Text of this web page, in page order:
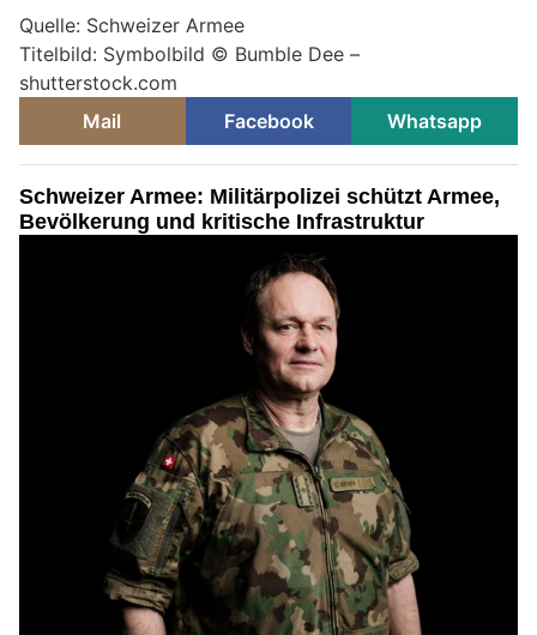
Quelle: Schweizer Armee
Titelbild: Symbolbild © Bumble Dee –
shutterstock.com
Mail
Facebook Whatsapp
Schweizer Armee: Militärpolizei schützt Armee,
Bevölkerung und kritische Infrastruktur